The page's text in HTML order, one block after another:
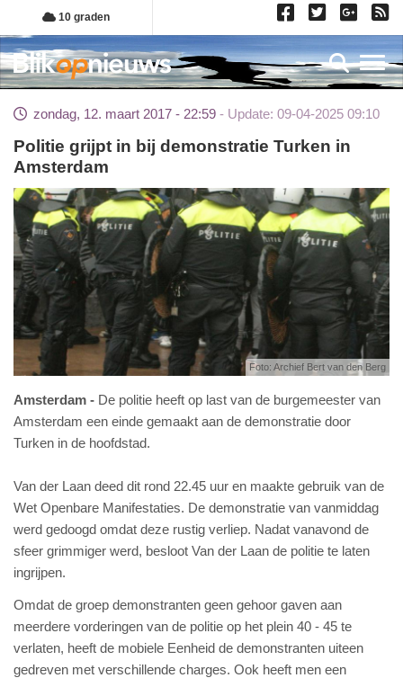
Overslaan
en
naar
de
gaan
10 graden
zondag, 12. maart 2017 - 22:59 Update: 09-04-2025 09:10
Politie grijpt in bij demonstratie Turken in
Amsterdam
Foto: Archief Bert van den Berg
Amsterdam
De politie heeft op last van de burgemeester van
Amsterdam een einde gemaakt aan de demonstratie door
Turken in de hoofdstad.
Van der Laan deed dit rond 22.45 uur en maakte gebruik van de
Wet Openbare Manifestaties. De demonstratie van vanmiddag
werd gedoogd omdat deze rustig verliep. Nadat vanavond de
sfeer grimmiger werd, besloot Van der Laan de politie te laten
ingrijpen.
Omdat de groep demonstranten geen gehoor gaven aan
meerdere vorderingen van de politie op het plein 40 - 45 te
verlaten, heeft de mobiele Eenheid de demonstranten uiteen
gedreven met verschillende charges. Ook heeft men een